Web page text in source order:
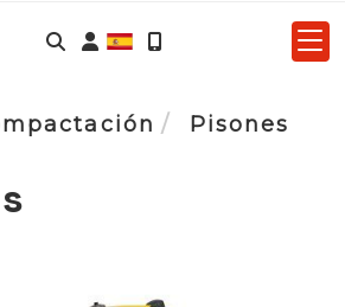
Identifícate
Pisones